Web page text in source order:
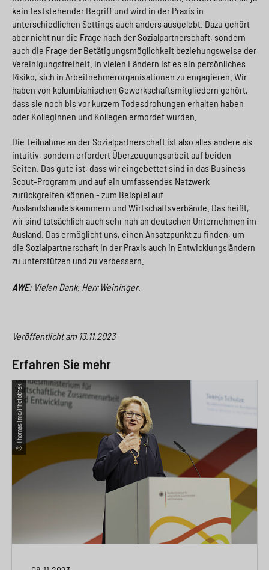
kein feststehender Begriff und wird in der Praxis in
unterschiedlichen Settings auch anders ausgelebt. Dazu gehört
aber nicht nur die Frage nach der Sozialpartnerschaft, sondern
auch die Frage der Betätigungsmöglichkeit beziehungsweise der
Vereinigungsfreiheit. In vielen Ländern ist es ein persönliches
Risiko, sich in Arbeitnehmerorganisationen zu engagieren. Wir
haben von kolumbianischen Gewerkschaftsmitgliedern gehört,
dass sie noch bis vor kurzem Todesdrohungen erhalten haben
oder Kolleginnen und Kollegen ermordet wurden.
Die Teilnahme an der Sozialpartnerschaft ist also alles andere als
intuitiv, sondern erfordert Überzeugungsarbeit auf beiden
Seiten. Das gute ist, dass wir eingebettet sind in das Business
Scout-Programm und auf ein umfassendes Netzwerk
zurückgreifen können - zum Beispiel auf
Auslandshandelskammern und Wirtschaftsverbände. Das heißt,
wir sind tatsächlich auch sehr nah an deutschen Unternehmen im
Ausland. Das ermöglicht uns, einen Ansatzpunkt zu finden, um
die Sozialpartnerschaft in der Praxis auch in Entwicklungsländern
zu unterstützen und zu verbessern.
AWE: Vielen Dank, Herr Weininger.
Veröffentlicht am 13.11.2023
Erfahren Sie mehr
© Thomas Imo/Photothek